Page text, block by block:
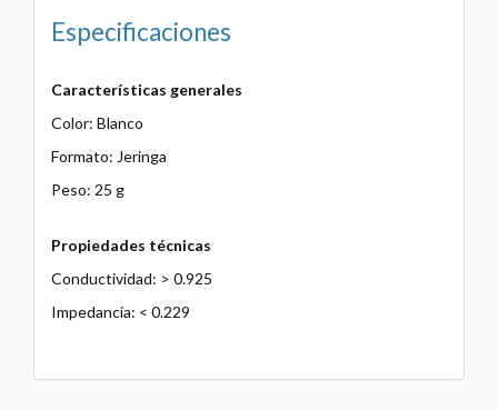
Especificaciones
Características generales
Color: Blanco
Formato: Jeringa
Peso: 25 g
Propiedades técnicas
Conductividad: > 0.925
Impedancia: < 0.229